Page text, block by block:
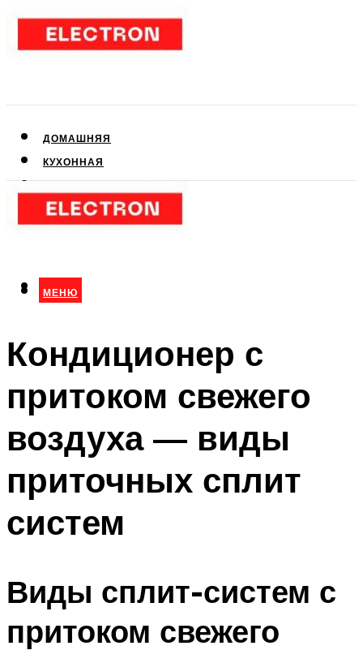
ДОМАШНЯЯ
КУХОННАЯ
КЛИМАТИЧЕСКАЯ
МЕНЮ
МЕНЮ
Кондиционер с
притоком свежего
воздуха — виды
приточных сплит
систем
Виды сплит-систем с
притоком свежего